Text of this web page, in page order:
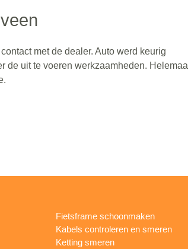
met de dealer. Auto werd keurig
de uit te voeren werkzaamheden. Helemaal
Fietsframe schoonmaken
Kabels controleren en smeren
Ketting smeren